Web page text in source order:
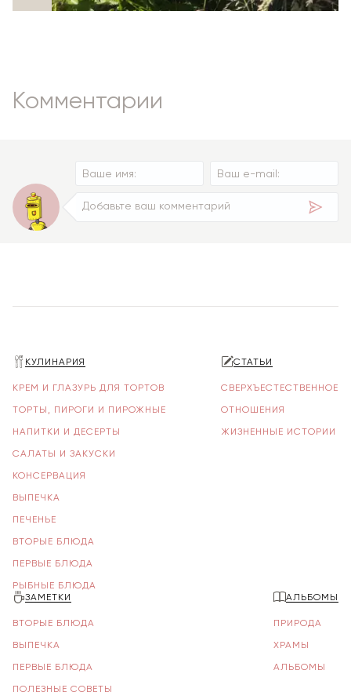
Комментарии
КУЛИНАРИЯ
КРЕМ И ГЛАЗУРЬ ДЛЯ ТОРТОВ
ТОРТЫ, ПИРОГИ И ПИРОЖНЫЕ
НАПИТКИ И ДЕСЕРТЫ
САЛАТЫ И ЗАКУСКИ
КОНСЕРВАЦИЯ
ВЫПЕЧКА
ПЕЧЕНЬЕ
ВТОРЫЕ БЛЮДА
ПЕРВЫЕ БЛЮДА
РЫБНЫЕ БЛЮДА
СТАТЬИ
СВЕРХЪЕСТЕСТВЕННОЕ
ОТНОШЕНИЯ
ЖИЗНЕННЫЕ ИСТОРИИ
ЗАМЕТКИ
ВТОРЫЕ БЛЮДА
ВЫПЕЧКА
ПЕРВЫЕ БЛЮДА
ПОЛЕЗНЫЕ СОВЕТЫ
АЛЬБОМЫ
ПРИРОДА
ХРАМЫ
АЛЬБОМЫ